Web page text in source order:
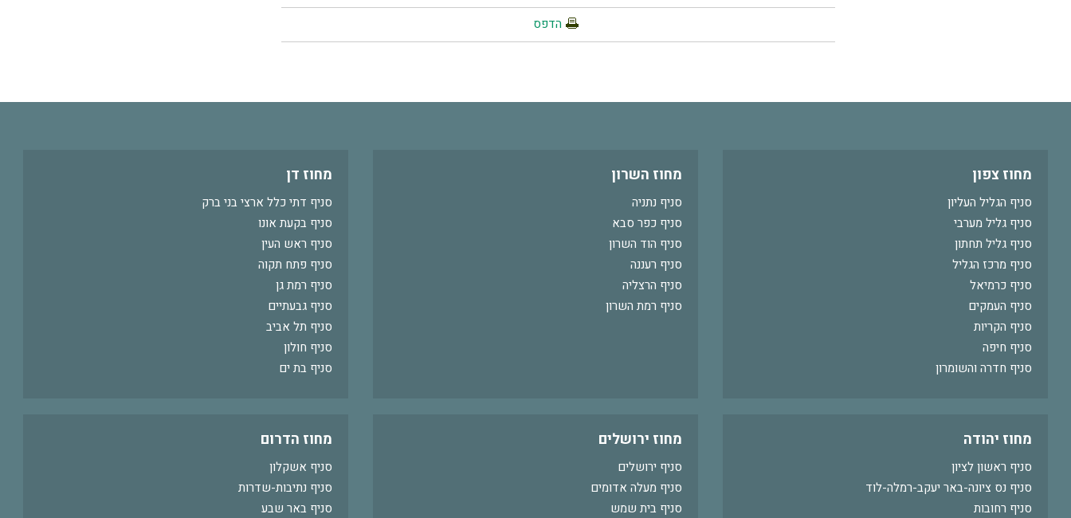
הדפס
מחוז צפון
סניף הגליל העליון
סניף גליל מערבי
סניף גליל תחתון
סניף מרכז הגליל
סניף כרמיאל
סניף העמקים
סניף הקריות
סניף חיפה
סניף חדרה והשומרון
מחוז השרון
סניף נתניה
סניף כפר סבא
סניף הוד השרון
סניף רעננה
סניף הרצליה
סניף רמת השרון
מחוז דן
סניף דתי כלל ארצי בני ברק
סניף בקעת אונו
סניף ראש העין
סניף פתח תקוה
סניף רמת גן
סניף גבעתיים
סניף תל אביב
סניף חולון
סניף בת ים
מחוז יהודה
סניף ראשון לציון
סניף נס ציונה-באר יעקב-רמלה-לוד
סניף רחובות
מחוז ירושלים
סניף ירושלים
סניף מעלה אדומים
סניף בית שמש
מחוז הדרום
סניף אשקלון
סניף נתיבות-שדרות
סניף באר שבע